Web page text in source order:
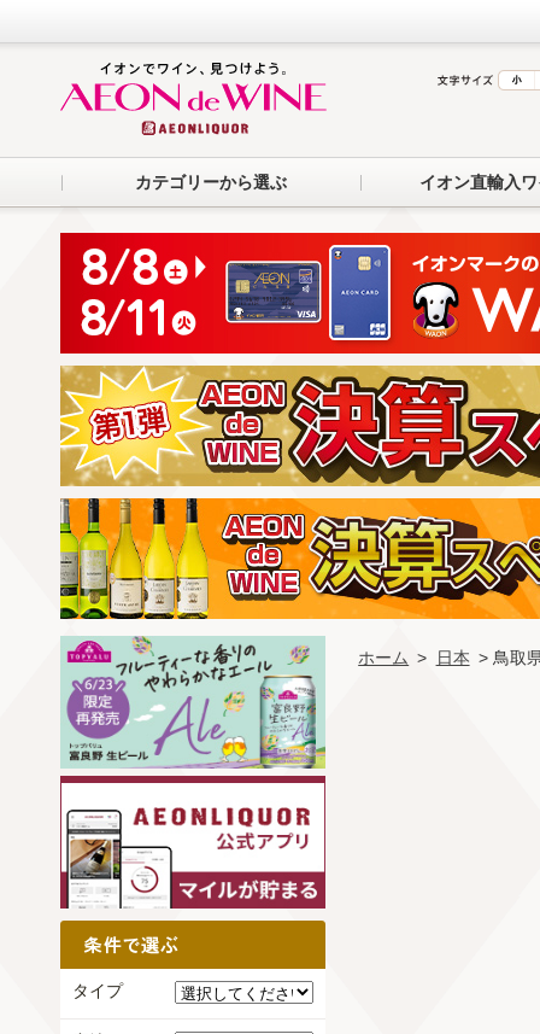
カテゴリーから選ぶ イオン直輸入
ホーム > 日本 > 鳥取
タイプ